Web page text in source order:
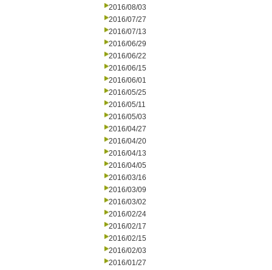
2016/08/03
2016/07/27
2016/07/13
2016/06/29
2016/06/22
2016/06/15
2016/06/01
2016/05/25
2016/05/11
2016/05/03
2016/04/27
2016/04/20
2016/04/13
2016/04/05
2016/03/16
2016/03/09
2016/03/02
2016/02/24
2016/02/17
2016/02/15
2016/02/03
2016/01/27